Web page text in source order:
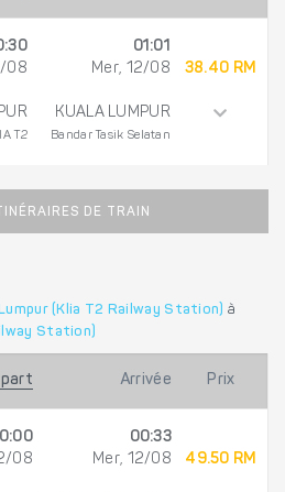
08
T2
01:01
Mer, 12/08
KUALA LUMPUR
Bandar Tasik Selatan
38.40 RM
DE TRAIN
(Klia T2 Railway Station)
à
Station)
Arrivée Prix
08
00:33
Mer, 12/08
49.50 RM